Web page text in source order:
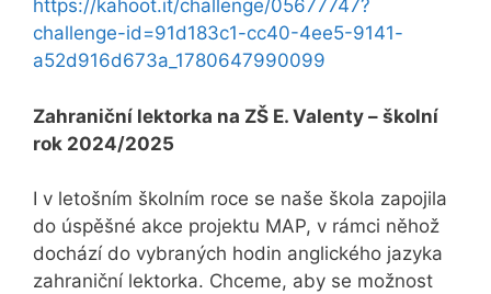
https://kahoot.it/challenge/05677747?
challenge-id=91d183c1-cc40-4ee5-9141-
a52d916d673a_1780647990099
Zahraniční lektorka na ZŠ E. Valenty – školní
rok 2024/2025
I v letošním školním roce se naše škola zapojila
do úspěšné akce projektu MAP, v rámci něhož
dochází do vybraných hodin anglického jazyka
zahraniční lektorka. Chceme, aby se možnost